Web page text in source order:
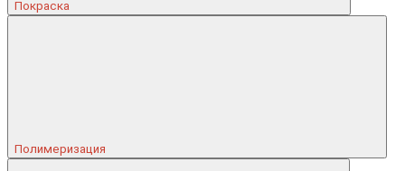
Покраска
Полимеризация